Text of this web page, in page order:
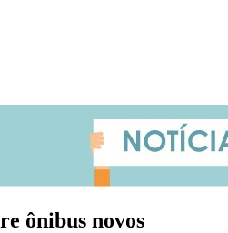
ônibus novos